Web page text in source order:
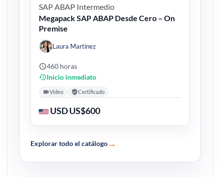
SAP ABAP Intermedio
Megapack SAP ABAP Desde Cero – On
Premise
Laura Martínez
460 horas
Inicio inmediato
Video Certificado
USD US$600
Explorar todo el catálogo→